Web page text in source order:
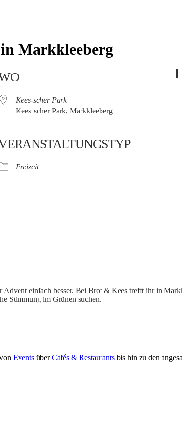
Markkleeberg
Kees-scher Park
Kees-scher Park, Markkleeberg
Freizeit
Advent einfach besser. Bei Brot & Kees trefft ihr in
Stimmung im Grünen suchen.
Events überCafés & Restaurants bis hin zu den